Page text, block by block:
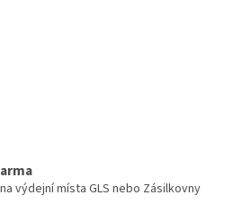
výdejní místa GLS nebo Zásilkovny